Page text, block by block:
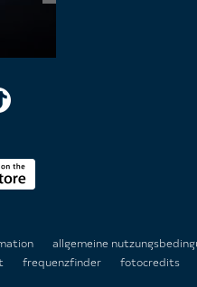
allgemeine
frequenzfinder fotocredits